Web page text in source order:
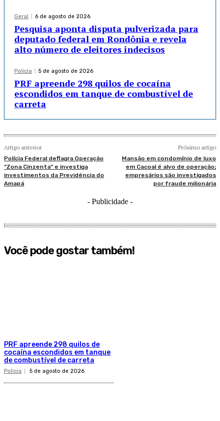
Geral 6 de agosto de 2026
Pesquisa aponta disputa pulverizada para
deputado federal em Rondônia e revela
alto número de eleitores indecisos
Policia 5 de agosto de 2026
PRF apreende 298 quilos de cocaína
escondidos em tanque de combustível de
carreta
Artigo anterior
Polícia Federal deflagra Operação
“Zona Cinzenta” e investiga
investimentos da Previdência do
Amapá
Próximo artigo
Mansão em condomínio de luxo
em Cacoal é alvo de operação;
empresários são investigados
por fraude milionária
- Publicidade -
Você pode gostar também!
PRF apreende 298 quilos de
cocaína escondidos em tanque
de combustível de carreta
Policia 5 de agosto de 2026